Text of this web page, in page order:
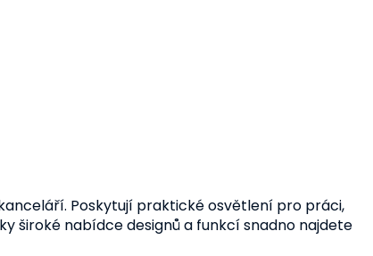
Poskytují praktické osvětlení pro práci,
široké nabídce designů a funkcí snadno najdete